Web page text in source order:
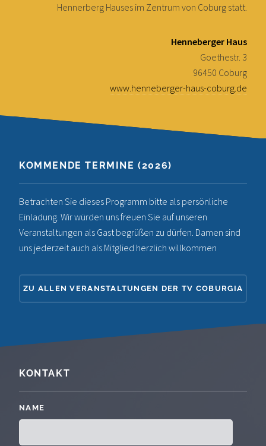
Hennerberg Hauses im Zentrum von Coburg statt.
Henneberger Haus
Goethestr. 3
96450 Coburg
www.henneberger-haus-coburg.de
KOMMENDE TERMINE (2026)
Betrachten Sie dieses Programm bitte als persönliche
Einladung. Wir würden uns freuen Sie auf unseren
Veranstaltungen als Gast begrüßen zu dürfen. Damen sind
uns jederzeit auch als Mitglied herzlich willkommen
ZU ALLEN VERANSTALTUNGEN DER TV COBURGIA
KONTAKT
NAME